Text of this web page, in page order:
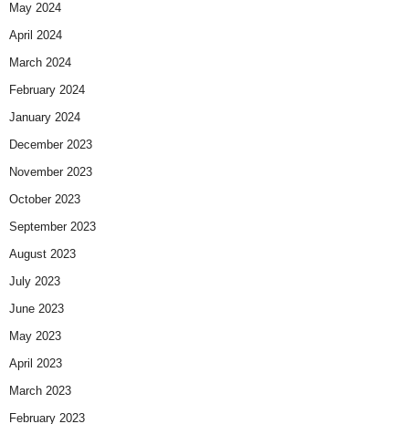
May 2024
April 2024
March 2024
February 2024
January 2024
December 2023
November 2023
October 2023
September 2023
August 2023
July 2023
June 2023
May 2023
April 2023
March 2023
February 2023